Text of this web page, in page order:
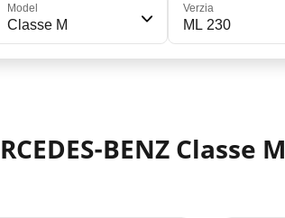
Model
Classe M
Verzia
ML 230
BENZ Classe M